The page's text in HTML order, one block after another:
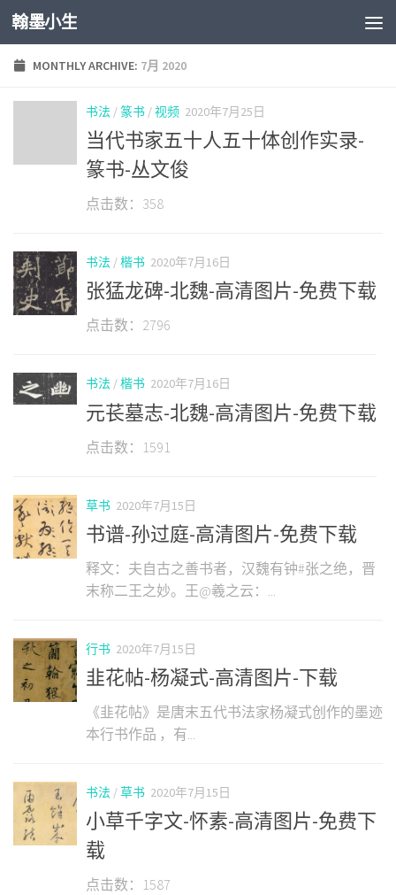
Skip to content
翰墨小生
MONTHLY ARCHIVE: 7月 2020
书法 / 篆书 /视频 2020年7月25日
当代书家五十人五十体创作实录-
篆书-丛文俊
点击数：358
书法 /楷书 2020年7月16日
张猛龙碑-北魏-高清图片-免费下载
点击数：2796
书法 /楷书 2020年7月16日
元苌墓志-北魏-高清图片-免费下载
点击数：1591
草书 2020年7月15日
书谱-孙过庭-高清图片-免费下载
释文：夫自古之善书者，汉魏有钟#张之绝，晋
末称二王之妙。王@羲之云：...
行书 2020年7月15日
韭花帖-杨凝式-高清图片-下载
《韭花帖》是唐末五代书法家杨凝式创作的墨迹
本行书作品 ，有...
书法 /草书 2020年7月15日
小草千字文-怀素-高清图片-免费下
载
点击数：1587